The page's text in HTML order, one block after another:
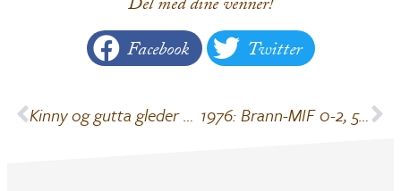
Del med dine venner!
Facebook Twitter
Kinny og gutta gleder seg til lørdag 1976: Brann-MIF 0-2, 53 av oss mot 21.000 av dem….